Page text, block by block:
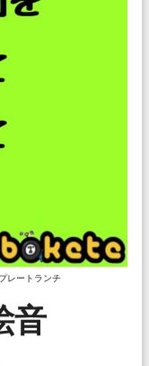
レートランチ
音